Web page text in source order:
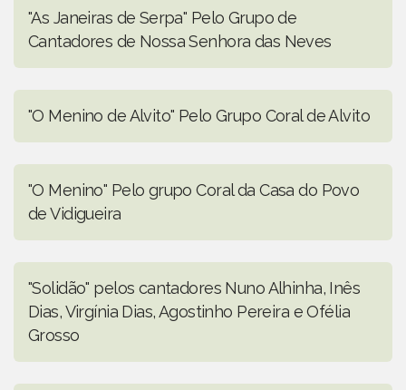
"As Janeiras de Serpa" Pelo Grupo de
Cantadores de Nossa Senhora das Neves
"O Menino de Alvito" Pelo Grupo Coral de Alvito
"O Menino" Pelo grupo Coral da Casa do Povo
de Vidigueira
"Solidão" pelos cantadores Nuno Alhinha, Inês
Dias, Virgínia Dias, Agostinho Pereira e Ofélia
Grosso